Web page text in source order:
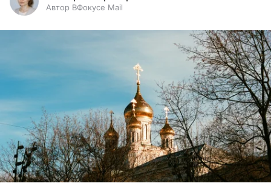
Автор ВФокусе Mail